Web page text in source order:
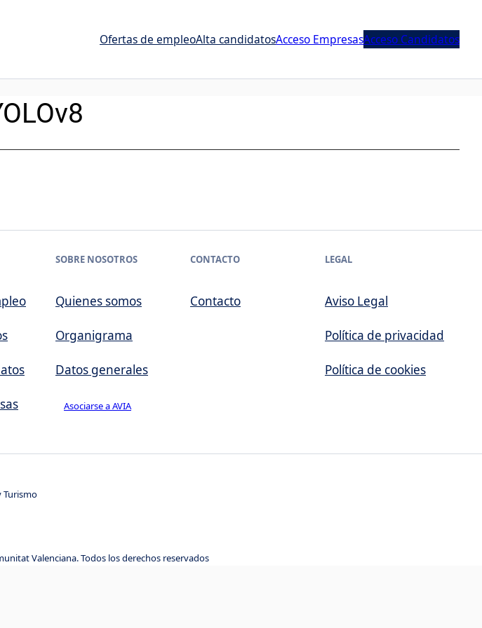
Ofertas de empleoAlta candidatosAcceso EmpresasAcceso Candidatos
SOBRE NOSOTROS
Quienes somos
Organigrama
Datos generales
Asociarse a AVIA
CONTACTO
Contacto
LEGAL
Aviso Legal
Política de privacidad
Política de cookies
Turismo
Valenciana. Todos los derechos reservados